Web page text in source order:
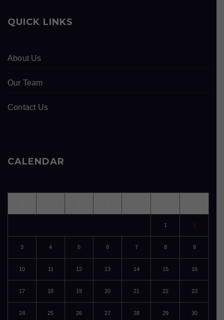
QUICK LINKS
About Us
Our Team
Contact Us
CALENDAR
1 2
3 4 5 6 7 8 9
10 11 12 13 14 15 16
17 18 19 20 21 22 23
24 25 26 27 28 29 30